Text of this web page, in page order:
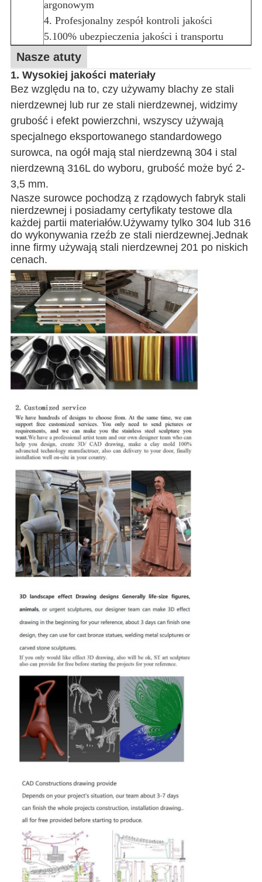
argonowym
4. Profesjonalny zespół kontroli jakości
5.100% ubezpieczenia jakości i transportu
Nasze atuty
1. Wysokiej jakości materiały
Bez względu na to, czy używamy blachy ze stali
nierdzewnej lub rur ze stali nierdzewnej, widzimy
grubość i efekt powierzchni, wszyscy używają
specjalnego eksportowanego standardowego
surowca, na ogół mają stal nierdzewną 304 i stal
nierdzewną 316L do wyboru, grubość może być 2-
3,5 mm.
Nasze surowce pochodzą z rządowych fabryk stali
nierdzewnej i posiadamy certyfikaty testowe dla
każdej partii materiałów.Używamy tylko 304 lub 316
do wykonywania rzeźb ze stali nierdzewnej.Jednak
inne firmy używają stali nierdzewnej 201 po niskich
cenach.